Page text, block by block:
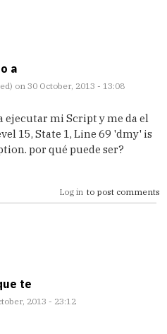
a
on 30 October, 2013 - 13:08
ejecutar mi Script y me da el
15, State 1, Line 69 'dmy' is
por qué puede ser?
Log in to post comments
te
2013 - 23:12